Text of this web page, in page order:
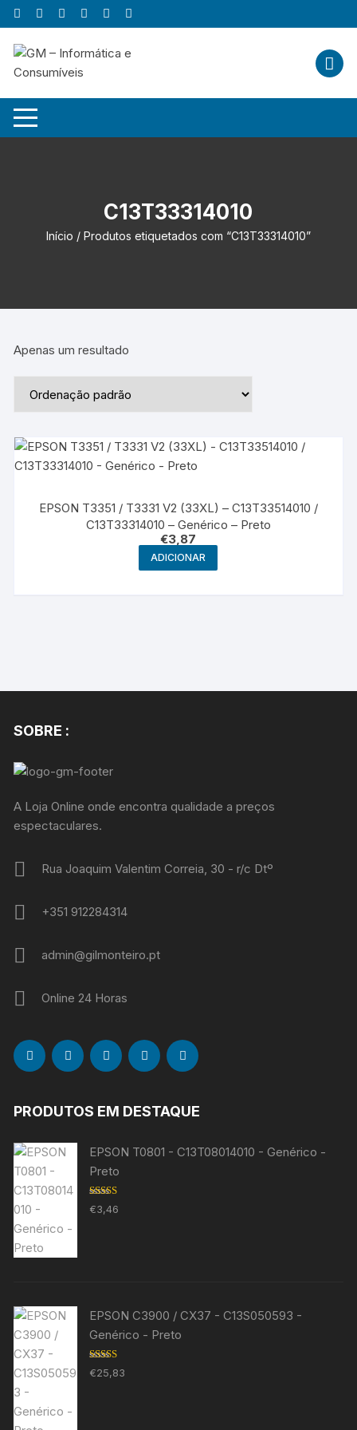
Skip
to
content
C13T33314010
Início / Produtos etiquetados com “C13T33314010”
Apenas um resultado
EPSON T3351 / T3331 V2 (33XL) – C13T33514010 /
C13T33314010 – Genérico – Preto
€3,87
ADICIONAR
SOBRE :
A Loja Online onde encontra qualidade a preços
espectaculares.
Rua Joaquim Valentim Correia, 30 - r/c Dtº
+351 912284314
admin@gilmonteiro.pt
Online 24 Horas
PRODUTOS EM DESTAQUE
EPSON T0801 - C13T08014010 - Genérico -
Preto
Avaliação
5.00 de 5
€3,46
EPSON C3900 / CX37 - C13S050593 -
Genérico - Preto
Avaliação
5.00de 5
€25,83